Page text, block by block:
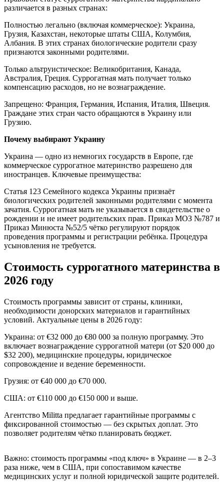
различается в разных странах:
Полностью легально (включая коммерческое): Украина,
Грузия, Казахстан, некоторые штаты США, Колумбия,
Албания. В этих странах биологические родители сразу
признаются законными родителями.
Только альтруистическое: Великобритания, Канада,
Австралия, Греция. Суррогатная мать получает только
компенсацию расходов, но не вознаграждение.
Запрещено: Франция, Германия, Испания, Италия, Швеция.
Граждане этих стран часто обращаются в Украину или
Грузию.
Почему выбирают Украину
Украина — одно из немногих государств в Европе, где
коммерческое суррогатное материнство разрешено для
иностранцев. Ключевые преимущества:
Статья 123 Семейного кодекса Украины признаёт
биологических родителей законными родителями с момента
зачатия. Суррогатная мать не указывается в свидетельстве о
рождении и не имеет родительских прав. Приказ МОЗ №787 и
Приказ Минюста №52/5 чётко регулируют порядок
проведения программы и регистрации ребёнка. Процедура
усыновления не требуется.
Стоимость суррогатного материнства в
2026 году
Стоимость программы зависит от страны, клиники,
необходимости донорских материалов и гарантийных
условий. Актуальные цены в 2026 году:
Украина: от €32 000 до €80 000 за полную программу. Это
включает вознаграждение суррогатной матери (от $20 000 до
$32 200), медицинские процедуры, юридическое
сопровождение и ведение беременности.
Грузия: от €40 000 до €70 000.
США: от €110 000 до €150 000 и выше.
Агентство Militta предлагает гарантийные программы с
фиксированной стоимостью — без скрытых доплат. Это
позволяет родителям чётко планировать бюджет.
Важно: стоимость программы «под ключ» в Украине — в 2–3
раза ниже, чем в США, при сопоставимом качестве
медицинских услуг и полной юридической защите родителей.